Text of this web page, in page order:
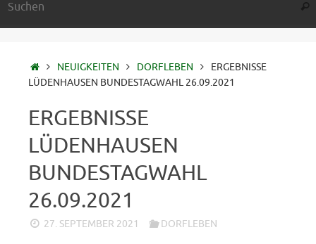
STARTSEITE
NEUIGKEITEN DORFLEBEN
ERGEBNISSE
LÜDENHAUSEN BUNDESTAGWAHL 26.09.2021
ERGEBNISSE
LÜDENHAUSEN
BUNDESTAGWAHL
26.09.2021
27. SEPTEMBER 2021 DORFLEBEN